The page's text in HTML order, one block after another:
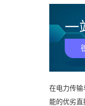
一
在电力传输
能的优劣